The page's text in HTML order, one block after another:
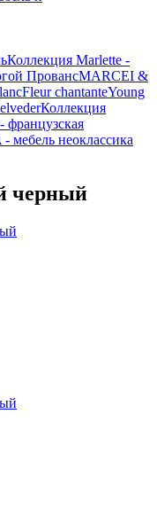
Коллекция Marlette -
ПровансMARCEI &
Fleur chantanteYoung
Коллекция
мебель неоклассика
черный